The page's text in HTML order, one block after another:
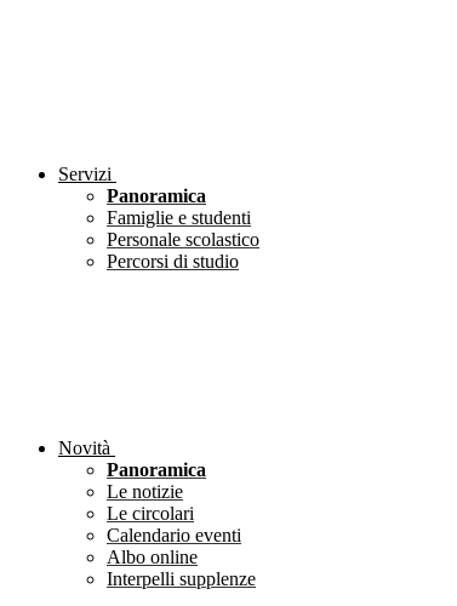
Servizi
Panoramica
Famiglie e studenti
Personale scolastico
Percorsi di studio
Novità
Panoramica
Le notizie
Le circolari
Calendario eventi
Albo online
Interpelli supplenze